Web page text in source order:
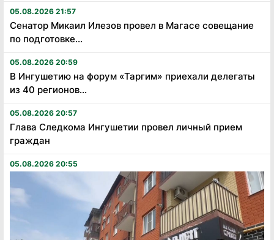
05.08.2026 21:57
Сенатор Микаил Илезов провел в Магасе совещание
по подготовке...
05.08.2026 20:59
В Ингушетию на форум «Таргим» приехали делегаты
из 40 регионов...
05.08.2026 20:57
Глава Следкома Ингушетии провел личный прием
граждан
05.08.2026 20:55